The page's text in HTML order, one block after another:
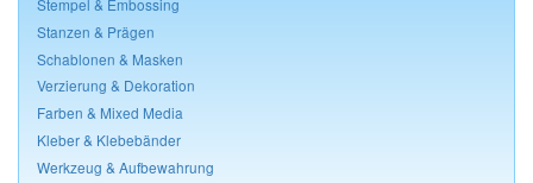
Stanzen & Prägen
Schablonen & Masken
Verzierung & Dekoration
Farben & Mixed Media
Kleber & Klebebänder
Werkzeug & Aufbewahrung